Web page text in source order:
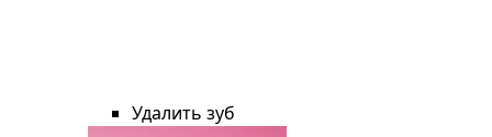
Удалить зуб